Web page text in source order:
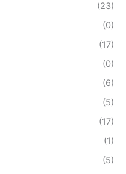
(23)
(0)
(17)
(0)
(6)
(5)
(17)
(1)
(5)